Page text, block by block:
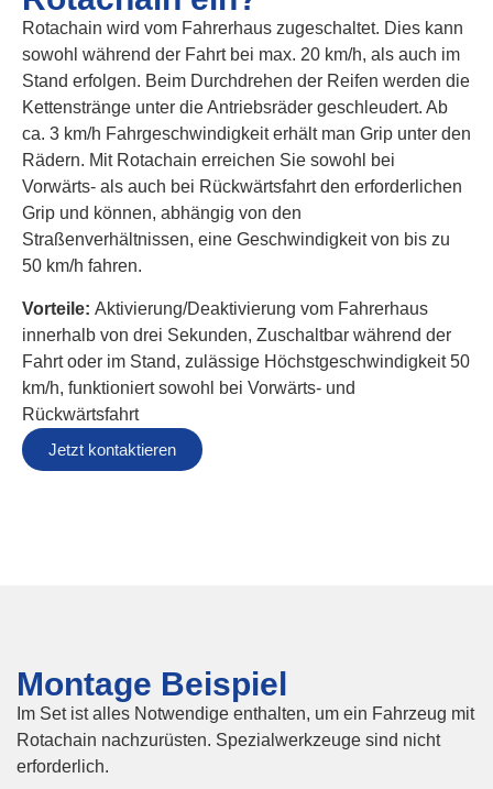
Rotachain wird vom Fahrerhaus zugeschaltet. Dies kann
sowohl während der Fahrt bei max. 20 km/h, als auch im
Stand erfolgen. Beim Durchdrehen der Reifen werden die
Kettenstränge unter die Antriebsräder geschleudert. Ab
ca. 3 km/h Fahrgeschwindigkeit erhält man Grip unter den
Rädern. Mit Rotachain erreichen Sie sowohl bei
Vorwärts- als auch bei Rückwärtsfahrt den erforderlichen
Grip und können, abhängig von den
Straßenverhältnissen, eine Geschwindigkeit von bis zu
50 km/h fahren.
Vorteile: Aktivierung/Deaktivierung vom Fahrerhaus
innerhalb von drei Sekunden, Zuschaltbar während der
Fahrt oder im Stand, zulässige Höchstgeschwindigkeit 50
km/h, funktioniert sowohl bei Vorwärts- und
Rückwärtsfahrt
Jetzt kontaktieren
Montage Beispiel
Im Set ist alles Notwendige enthalten, um ein Fahrzeug mit
Rotachain nachzurüsten. Spezialwerkzeuge sind nicht
erforderlich.